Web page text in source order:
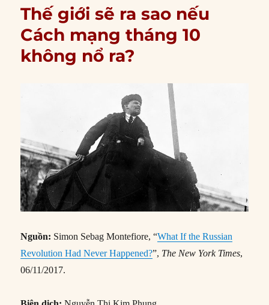
Thế giới sẽ ra sao nếu
Cách mạng tháng 10
không nổ ra?
Nguồn: Simon Sebag Montefiore, “What If the Russian
Revolution Had Never Happened?”, The New York Times,
06/11/2017.